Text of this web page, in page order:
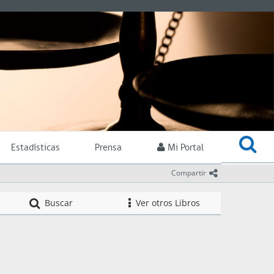
Estadísticas Prensa Mi Portal
Compartir icono
Buscar icono
Ver otros LibrosCompendio de